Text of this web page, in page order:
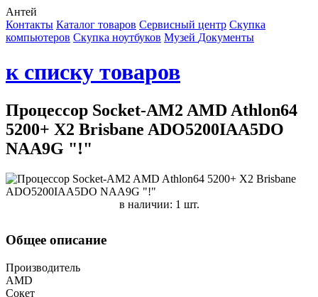
Антей
Контакты Каталог товаров Сервисный центр Cкупка
компьютеров Cкупка ноутбуков Музей Документы
к списку товаров
Процессор Socket-AM2 AMD Athlon64
5200+ X2 Brisbane ADO5200IAA5DO
NAA9G "!"
в наличии: 1 шт.
Общее описание
Производитель
AMD
Сокет